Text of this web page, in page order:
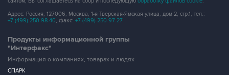
Адрес: Россия, 127006, Москва, 1-я Тверская-Ямская улица, дом 2, стр.1, тел.:
+7 (499) 250-98-40, факс: +7 (499) 250-97-27
Продукты информационной группы
"Интерфакс"
Информация о компаниях, товарах и людях
СПАРК